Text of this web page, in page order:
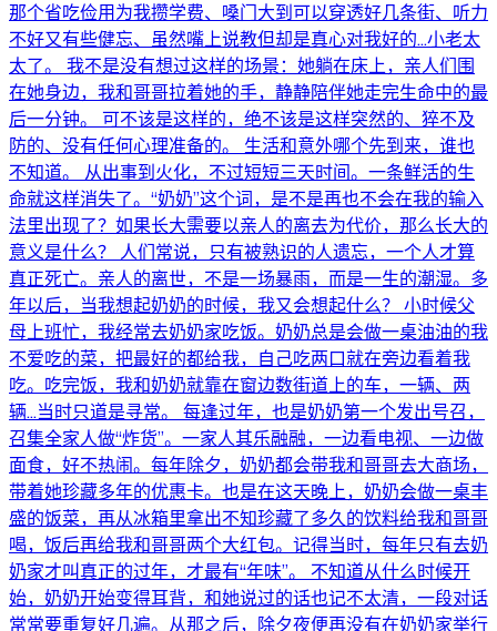
那个省吃俭用为我攒学费、嗓门大到可以穿透好几条街、听力
不好又有些健忘、虽然嘴上说教但却是真心对我好的…小老太
太了。 我不是没有想过这样的场景：她躺在床上，亲人们围
在她身边，我和哥哥拉着她的手，静静陪伴她走完生命中的最
后一分钟。 可不该是这样的，绝不该是这样突然的、猝不及
防的、没有任何心理准备的。 生活和意外哪个先到来，谁也
不知道。 从出事到火化，不过短短三天时间。一条鲜活的生
命就这样消失了。“奶奶”这个词，是不是再也不会在我的输入
法里出现了？如果长大需要以亲人的离去为代价，那么长大的
意义是什么？ 人们常说，只有被熟识的人遗忘，一个人才算
真正死亡。亲人的离世，不是一场暴雨，而是一生的潮湿。多
年以后，当我想起奶奶的时候，我又会想起什么？ 小时候父
母上班忙，我经常去奶奶家吃饭。奶奶总是会做一桌油油的我
不爱吃的菜，把最好的都给我，自己吃两口就在旁边看着我
吃。吃完饭，我和奶奶就靠在窗边数街道上的车，一辆、两
辆…当时只道是寻常。 每逢过年，也是奶奶第一个发出号召，
召集全家人做“炸货”。一家人其乐融融，一边看电视、一边做
面食，好不热闹。每年除夕，奶奶都会带我和哥哥去大商场，
带着她珍藏多年的优惠卡。也是在这天晚上，奶奶会做一桌丰
盛的饭菜，再从冰箱里拿出不知珍藏了多久的饮料给我和哥哥
喝，饭后再给我和哥哥两个大红包。记得当时，每年只有去奶
奶家才叫真正的过年，才最有“年味”。 不知道从什么时候开
始，奶奶开始变得耳背，和她说过的话也记不太清，一段对话
常常要重复好几遍。从那之后，除夕夜便再没有在奶奶家举行